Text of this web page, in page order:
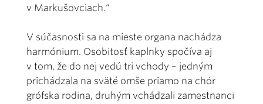
v Markušovciach.“
V súčasnosti sa na mieste organa nachádza
harmónium. Osobitosť kaplnky spočíva aj
v tom, že do nej vedú tri vchody – jedným
prichádzala na sväté omše priamo na chór
grófska rodina, druhým vchádzali zamestnanci